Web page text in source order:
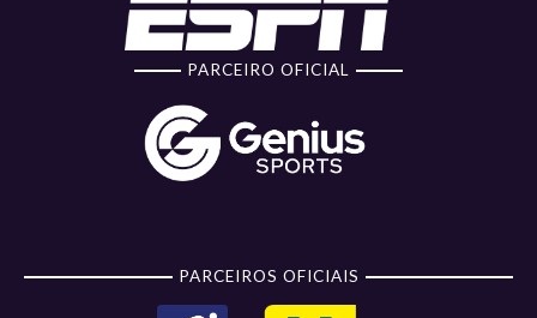
PARCEIRO OFICIAL
PARCEIROS OFICIAIS